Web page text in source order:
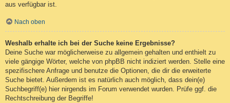
aus verfügbar ist.
Nach oben
Weshalb erhalte ich bei der Suche keine Ergebnisse?
Deine Suche war möglicherweise zu allgemein gehalten und enthielt zu
viele gängige Wörter, welche von phpBB nicht indiziert werden. Stelle eine
spezifischere Anfrage und benutze die Optionen, die dir die erweiterte
Suche bietet. Außerdem ist es natürlich auch möglich, dass dein(e)
Suchbegriff(e) hier nirgends im Forum verwendet wurden. Prüfe ggf. die
Rechtschreibung der Begriffe!